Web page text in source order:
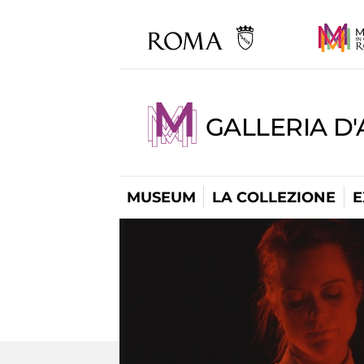
GALLERIA
MUSEUM LA COLLEZIONE